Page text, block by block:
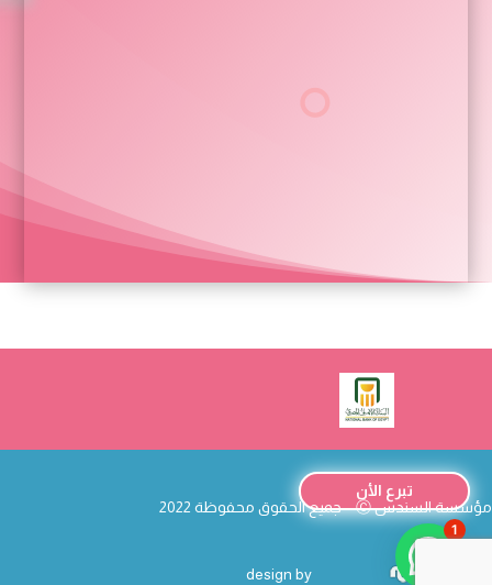
تبرع الأن
مؤسسة السندسⒸ – جميع الحقوق محفوظة 2022
1